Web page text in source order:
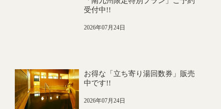
受付中!!
2026年07月24日
お得な「立ち寄り湯回数券」販売
中です!!
2026年07月24日